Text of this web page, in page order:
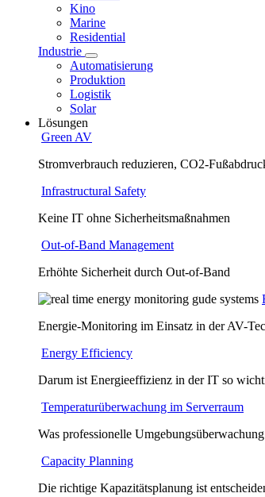
Kino
Marine
Residential
Industrie
Automatisierung
Produktion
Logistik
Solar
Lösungen
Green AV
Stromverbrauch reduzieren, CO2-
Infrastructural Safety
Keine IT ohne Sicherheitsmaßnahmen
Out-of-Band Management
Erhöhte Sicherheit durch Out-of-Band
Energie-Monitoring im Einsatz in der AV-
Energy Efficiency
Darum ist Energieeffizienz in der IT so
Temperaturüberwachung im Serverraum
Was professionelle
Capacity Planning
Die richtige Kapazitätsplanung ist